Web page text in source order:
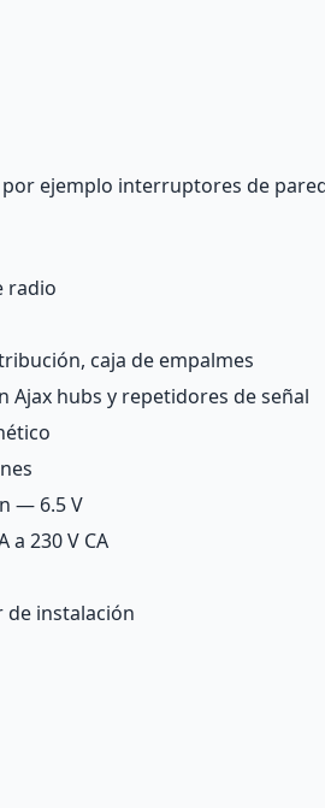
ejemplo interruptores de
radio
caja de empalmes
Ajax hubs y repetidores de señal
— 6.5 V
a 230 V CA
de instalación